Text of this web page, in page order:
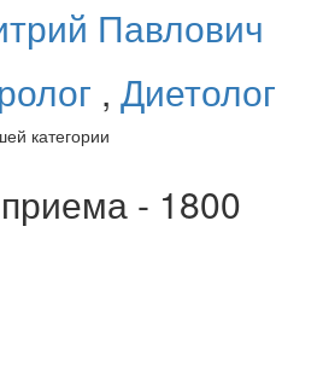
Павлович
, Диетолог
категории
- 1800